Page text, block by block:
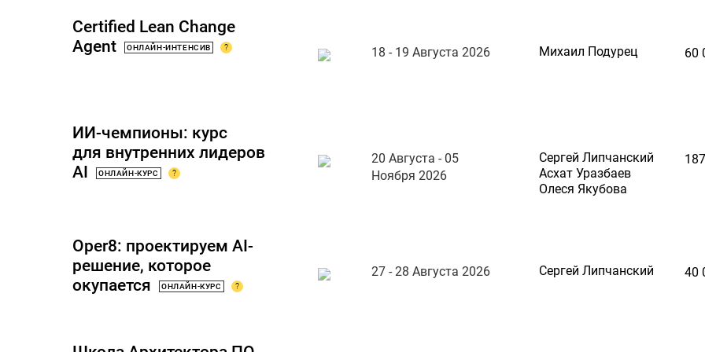
Certified Lean Change
Agent
ОНЛАЙН-ИНТЕНСИВ ? 18 - 19 Августа 2026 Михаил Подурец 60
ИИ-чемпионы: курс
для внутренних лидеров
AI
ОНЛАЙН-КУРС ?
20 Августа - 05
Ноября 2026
Сергей Липчанский
Асхат Уразбаев
Олеся Якубова
Oper8: проектируем AI-
решение, которое
окупается
ОНЛАЙН-КУРС ?
27 - 28 Августа 2026 Сергей Липчанский 40